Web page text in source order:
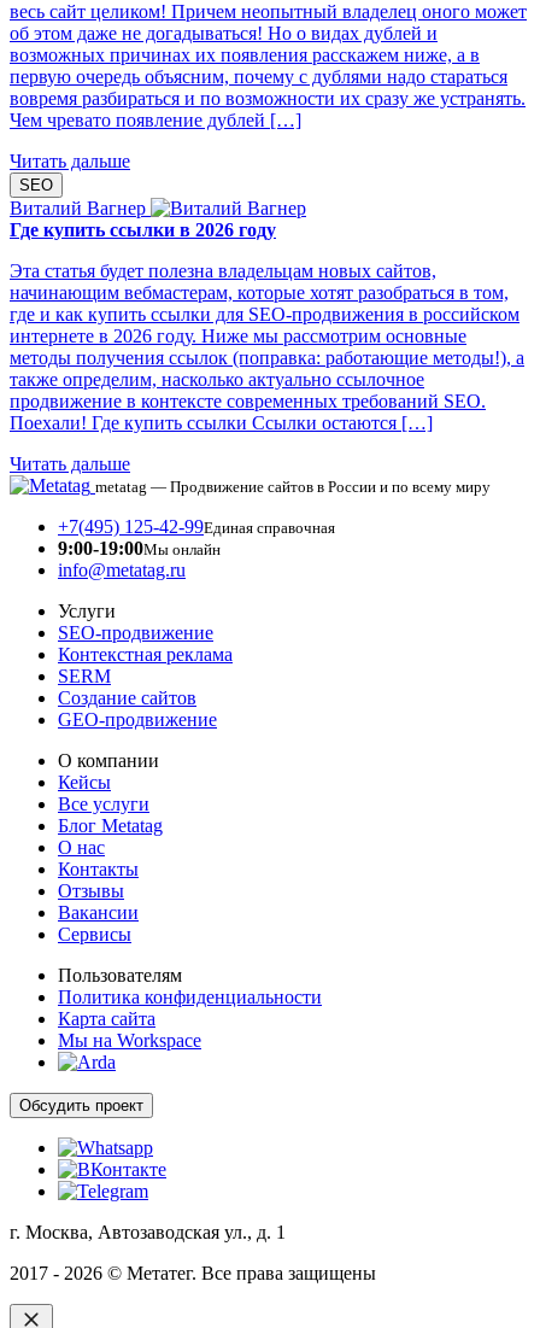
весь сайт целиком! Причем неопытный владелец оного может
об этом даже не догадываться! Но о видах дублей и
возможных причинах их появления расскажем ниже, а в
первую очередь объясним, почему с дублями надо стараться
вовремя разбираться и по возможности их сразу же устранять.
Чем чревато появление дублей […]
Читать дальше
SEO
Виталий Вагнер
Где купить ссылки в 2026 году
Эта статья будет полезна владельцам новых сайтов,
начинающим вебмастерам, которые хотят разобраться в том,
где и как купить ссылки для SEO-продвижения в российском
интернете в 2026 году. Ниже мы рассмотрим основные
методы получения ссылок (поправка: работающие методы!), а
также определим, насколько актуально ссылочное
продвижение в контексте современных требований SEO.
Поехали! Где купить ссылки Ссылки остаются […]
Читать дальше
metatag — Продвижение сайтов в России и по всему миру
+7(495) 125-42-99Единая справочная
9:00-19:00Мы онлайн
info@metatag.ru
Услуги
SEO-продвижение
Контекстная реклама
SERM
Создание сайтов
GEO-продвижение
О компании
Кейсы
Все услуги
Блог Metatag
О нас
Контакты
Отзывы
Вакансии
Сервисы
Пользователям
Политика конфиденциальности
Карта сайта
Мы на Workspace
Обсудить проект
г. Москва, Автозаводская ул., д. 1
2017 - 2026 © Метатег. Все права защищены